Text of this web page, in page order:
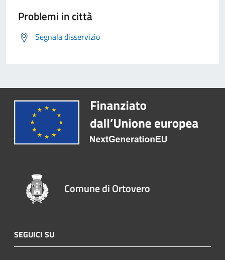
Problemi in città
Segnala disservizio
Comune di Ortovero
SEGUICI SU